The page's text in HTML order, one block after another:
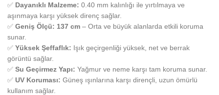
✅ Dayanıklı Malzeme: 0.40 mm kalınlığı ile yırtılmaya ve
aşınmaya karşı yüksek direnç sağlar.
✅ Geniş Ölçü: 137 cm – Orta ve büyük alanlarda etkili koruma
sunar.
✅ Yüksek Şeffaflık: Işık geçirgenliği yüksek, net ve berrak
görüntü sağlar.
✅ Su Geçirmez Yapı: Yağmur ve neme karşı tam koruma sunar.
✅ UV Koruması: Güneş ışınlarına karşı dirençli, uzun ömürlü
kullanım sağlar.